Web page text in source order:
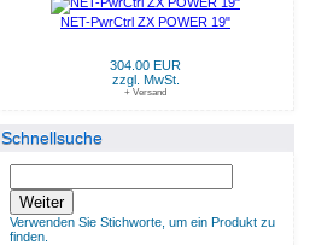
NET-PwrCtrl ZX POWER 19"
304.00 EUR
zzgl. MwSt.
+ Versand
Schnellsuche
Weiter
Verwenden Sie Stichworte, um ein Produkt zu
finden.